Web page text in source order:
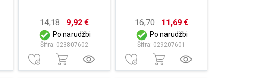
14,18 9,92 €
Po narudžbi
Šifra: 023807602
16,70 11,69 €
Po narudžbi
Šifra: 029207601